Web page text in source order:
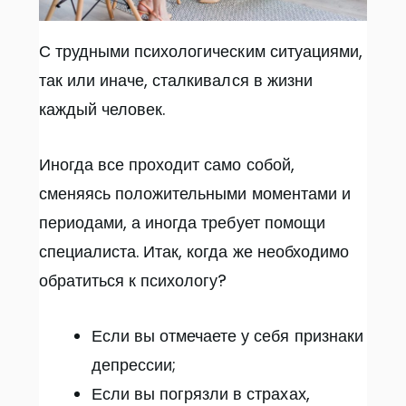
С трудными психологическим ситуациями,
так или иначе, сталкивался в жизни
каждый человек.
Иногда все проходит само собой,
сменяясь положительными моментами и
периодами, а иногда требует помощи
специалиста. Итак, когда же необходимо
обратиться к психологу?
Если вы отмечаете у себя признаки
депрессии;
Если вы погрязли в страхах,